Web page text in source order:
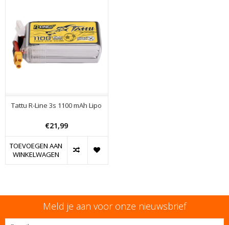
Tattu R-Line 3s 1100 mAh Lipo
€21,99
TOEVOEGEN AAN
WINKELWAGEN
Meld je aan voor onze nieuwsbrief